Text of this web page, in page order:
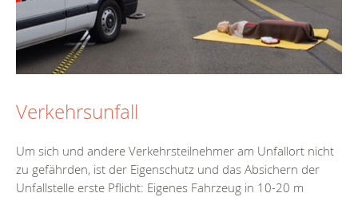
Verkehrsunfall
Um sich und andere Verkehrsteilnehmer am Unfallort nicht
zu gefährden, ist der Eigenschutz und das Absichern der
Unfallstelle erste Pflicht: Eigenes Fahrzeug in 10-20 m